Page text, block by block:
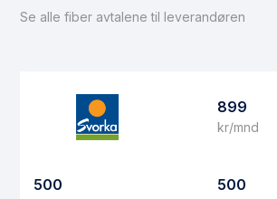
Se alle fiber avtalene til leverandøren
899
kr/mnd
500 500